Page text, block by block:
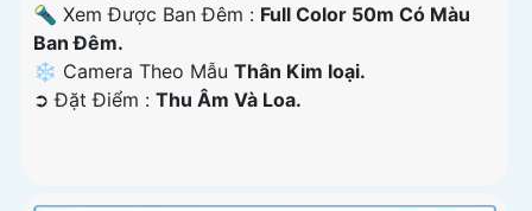
🔦 Xem Được Ban Đêm : Full Color 50m Có Màu
Ban Ðêm.
❄ Camera Theo Mẫu Thân Kim loại.
️➲ Đặt Điểm : Thu Âm Và Loa.